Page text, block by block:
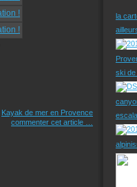
Kayak de mer en Provence
commenter cet article
la
ski de